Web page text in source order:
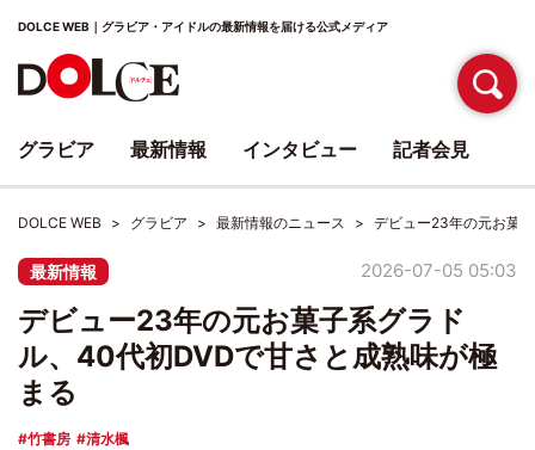
DOLCE WEB｜グラビア・アイドルの最新情報を届ける公式メディア
DOLCE WEB グラビア 最新情報のニュース デビュー23年の元お菓
最新情報 2026-07-05 05:03
デビュー23年の元お菓子系グラド
ル、40代初DVDで甘さと成熟味が極
まる
竹書房
清水楓
グラビア 最新情報 インタビュー 記者会見